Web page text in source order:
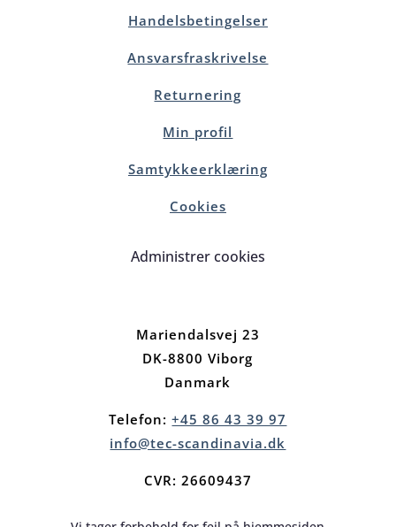
Handelsbetingelser
Ansvarsfraskrivelse
Returnering
Min profil
Samtykkeerklæring
Cookies
Administrer cookies
Mariendalsvej 23
DK-8800 Viborg
Danmark
Telefon:+45 86 43 39 97
info@tec-scandinavia.dk
CVR: 26609437